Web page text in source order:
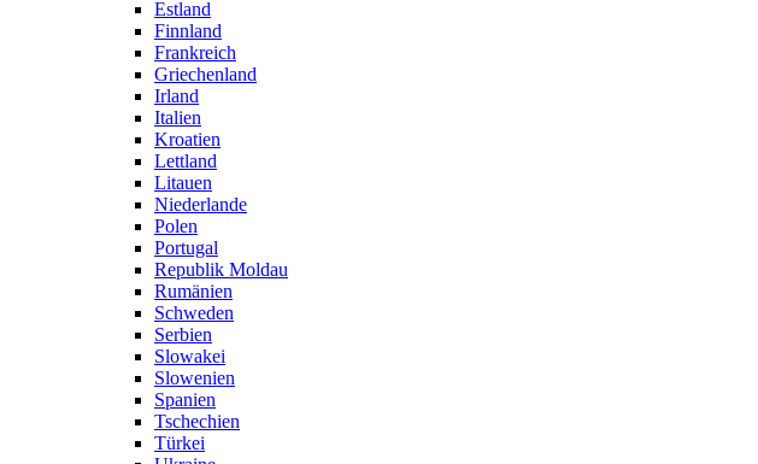
Estland
Finnland
Frankreich
Griechenland
Irland
Italien
Kroatien
Lettland
Litauen
Niederlande
Polen
Portugal
Republik Moldau
Rumänien
Schweden
Serbien
Slowakei
Slowenien
Spanien
Tschechien
Türkei